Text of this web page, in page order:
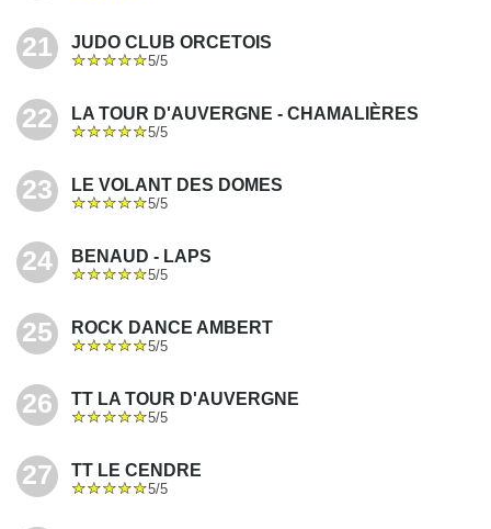
21 JUDO CLUB ORCETOIS
5/5
22 LA TOUR D'AUVERGNE - CHAMALIÈRES
5/5
23 LE VOLANT DES DOMES
5/5
24 BENAUD - LAPS
5/5
25 ROCK DANCE AMBERT
5/5
26 TT LA TOUR D'AUVERGNE
5/5
27 TT LE CENDRE
5/5